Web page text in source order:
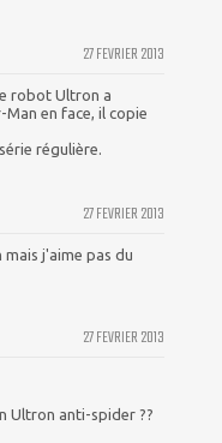
27 FEVRIER 2013
robot Ultron a
en face, il copie
régulière.
27 FEVRIER 2013
mais j'aime pas du
27 FEVRIER 2013
Ultron anti-spider ??